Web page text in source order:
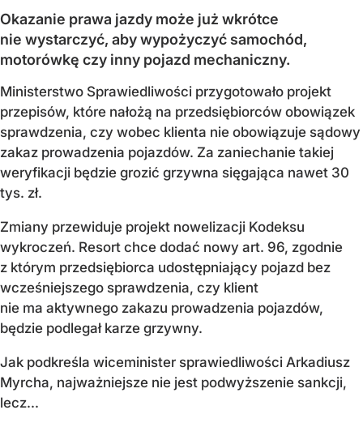
Okazanie prawa jazdy może już wkrótce
nie wystarczyć, aby wypożyczyć samochód,
motorówkę czy inny pojazd mechaniczny.
Ministerstwo Sprawiedliwości przygotowało projekt
przepisów, które nałożą na przedsiębiorców obowiązek
sprawdzenia, czy wobec klienta nie obowiązuje sądowy
zakaz prowadzenia pojazdów. Za zaniechanie takiej
weryfikacji będzie grozić grzywna sięgająca nawet 30
tys. zł.
Zmiany przewiduje projekt nowelizacji Kodeksu
wykroczeń. Resort chce dodać nowy art. 96, zgodnie
z którym przedsiębiorca udostępniający pojazd bez
wcześniejszego sprawdzenia, czy klient
nie ma aktywnego zakazu prowadzenia pojazdów,
będzie podlegał karze grzywny.
Jak podkreśla wiceminister sprawiedliwości Arkadiusz
Myrcha, najważniejsze nie jest podwyższenie sankcji,
lecz...